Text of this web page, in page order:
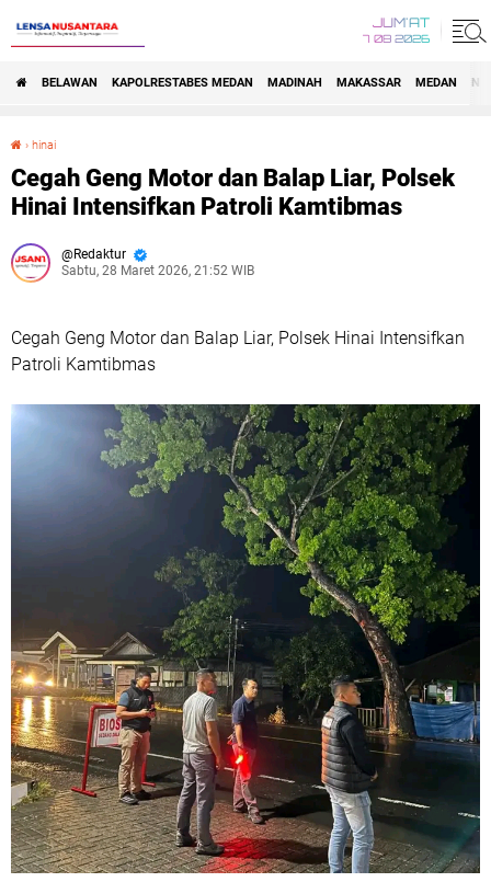
JUM'AT
7 08 2026
BELAWAN KAPOLRESTABES MEDAN MADINAH MAKASSAR MEDAN
› hinai
Cegah Geng Motor dan Balap Liar, Polsek
Hinai Intensifkan Patroli Kamtibmas
Redaktur
Sabtu, 28 Maret 2026, 21:52 WIB
Cegah Geng Motor dan Balap Liar, Polsek Hinai Intensifkan
Patroli Kamtibmas